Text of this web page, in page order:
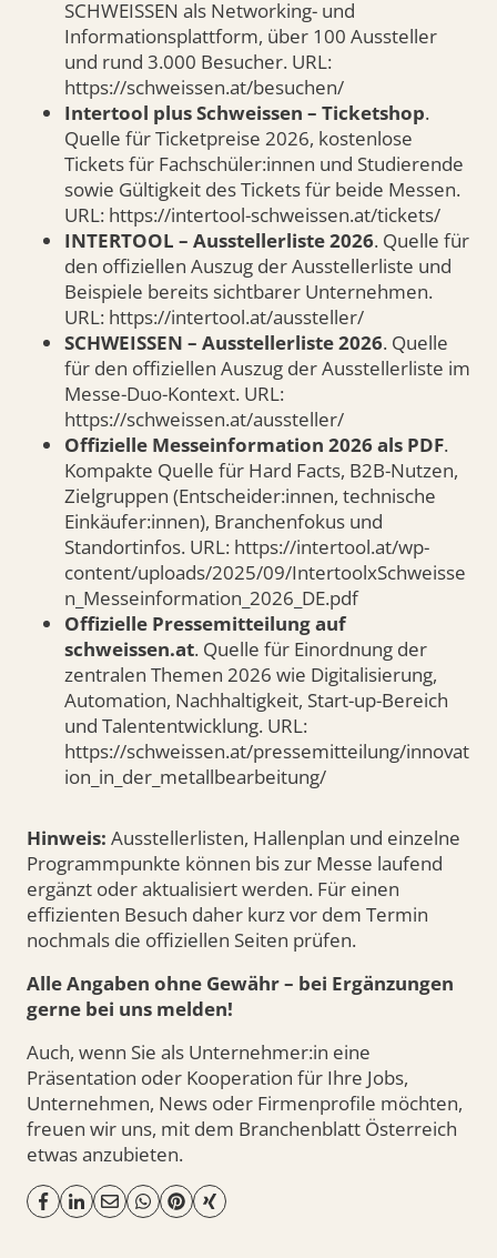
SCHWEISSEN als Networking- und
Informationsplattform, über 100 Aussteller
und rund 3.000 Besucher. URL:
https://schweissen.at/besuchen/
Intertool plus Schweissen – Ticketshop.
Quelle für Ticketpreise 2026, kostenlose
Tickets für Fachschüler:innen und Studierende
sowie Gültigkeit des Tickets für beide Messen.
URL: https://intertool-schweissen.at/tickets/
INTERTOOL – Ausstellerliste 2026. Quelle für
den offiziellen Auszug der Ausstellerliste und
Beispiele bereits sichtbarer Unternehmen.
URL: https://intertool.at/aussteller/
SCHWEISSEN – Ausstellerliste 2026. Quelle
für den offiziellen Auszug der Ausstellerliste im
Messe-Duo-Kontext. URL:
https://schweissen.at/aussteller/
Offizielle Messeinformation 2026 als PDF.
Kompakte Quelle für Hard Facts, B2B-Nutzen,
Zielgruppen (Entscheider:innen, technische
Einkäufer:innen), Branchenfokus und
Standortinfos. URL: https://intertool.at/wp-
content/uploads/2025/09/IntertoolxSchweisse
n_Messeinformation_2026_DE.pdf
Offizielle Pressemitteilung auf
schweissen.at. Quelle für Einordnung der
zentralen Themen 2026 wie Digitalisierung,
Automation, Nachhaltigkeit, Start-up-Bereich
und Talententwicklung. URL:
https://schweissen.at/pressemitteilung/innovat
ion_in_der_metallbearbeitung/
Hinweis: Ausstellerlisten, Hallenplan und einzelne
Programmpunkte können bis zur Messe laufend
ergänzt oder aktualisiert werden. Für einen
effizienten Besuch daher kurz vor dem Termin
nochmals die offiziellen Seiten prüfen.
Alle Angaben ohne Gewähr – bei Ergänzungen
gerne bei uns melden!
Auch, wenn Sie als Unternehmer:in eine
Präsentation oder Kooperation für Ihre Jobs,
Unternehmen, News oder Firmenprofile möchten,
freuen wir uns, mit dem Branchenblatt Österreich
etwas anzubieten.